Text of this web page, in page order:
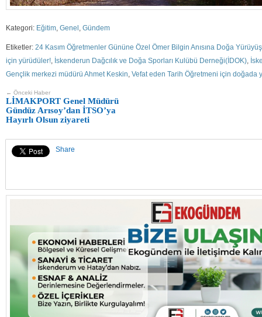
Kategori: Eğitim, Genel, Gündem
Etiketler: 24 Kasım Öğretmenler Gününe Özel Ömer Bilgin Anısına Doğa
için yürüdüler!, İskenderun Dağcılık ve Doğa Sporları Kulübü Derneği(İDOK),
Gençlik merkezi müdürü Ahmet Keskin, Vefat eden Tarih Öğretmeni için doğada
← Önceki Haber
LİMAKPORT Genel Müdürü
Gündüz Arısoy’dan İTSO’ya
Hayırlı Olsun ziyareti
Share